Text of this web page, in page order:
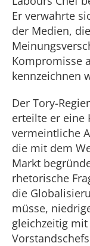
Er verwahrte
der Medien,
Kompromisse
kennzeichnen
Der Tory-
erteilte er eine
vermeintliche
die mit dem
Markt
rhetorische
die
müsse,
gleichzeitig